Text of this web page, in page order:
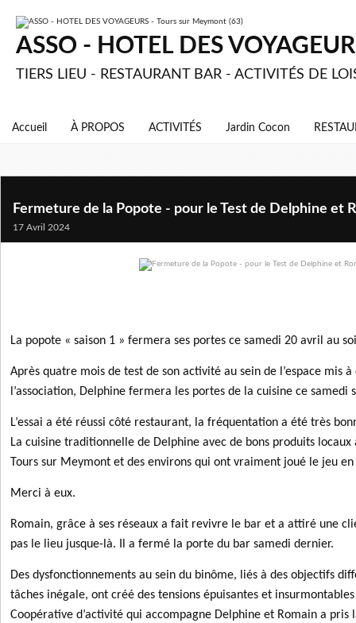
ASSO - HOTEL DES
TIERS LIEU - RESTAURANT BAR - ACTIVITÉS DE
Accueil À PROPOS ACTIVITÉS Jardin Cocon
Fermeture de la Popote - pour le Test de Delphine et
17 Avril 2024
La popote « saison 1 » fermera ses portes ce samedi 20 avril au
Après quatre mois de test de son activité au sein de l’espace mis
l’association, Delphine fermera les portes de la cuisine ce samedi
L’essai a été réussi côté restaurant, la fréquentation a été très
La cuisine traditionnelle de Delphine avec de bons produits
Tours sur Meymont et des environs qui ont vraiment joué le jeu
Merci à eux.
Romain, grâce à ses réseaux a fait revivre le bar et a attiré une
pas le lieu jusque-là. Il a fermé la porte du bar samedi dernier.
Des dysfonctionnements au sein du binôme, liés à des objectifs
tâches inégale, ont créé des tensions épuisantes et
Coopérative d’activité qui accompagne Delphine et Romain a pris